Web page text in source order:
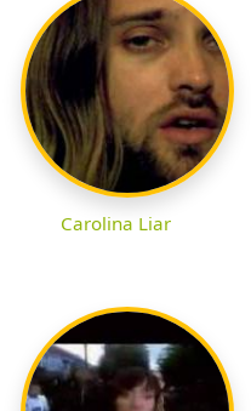
Carolina Liar